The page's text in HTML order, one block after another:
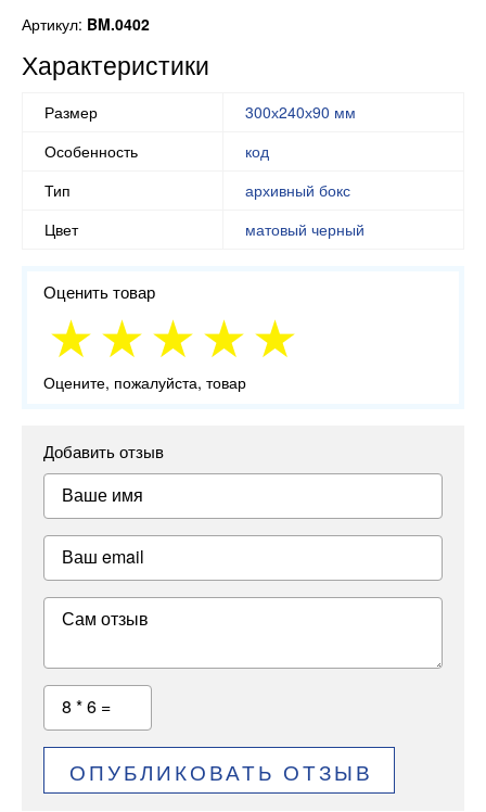
Артикул: BM.0402
Характеристики
Размер
300х240х90 мм
Особенность
код
Тип
архивный бокс
Цвет
матовый черный
Оценить товар
Оцените, пожалуйста, товар
Добавить отзыв
Ваше имя
Ваш email
Сам отзыв
8 * 6 =
ОПУБЛИКОВАТЬ ОТЗЫВ